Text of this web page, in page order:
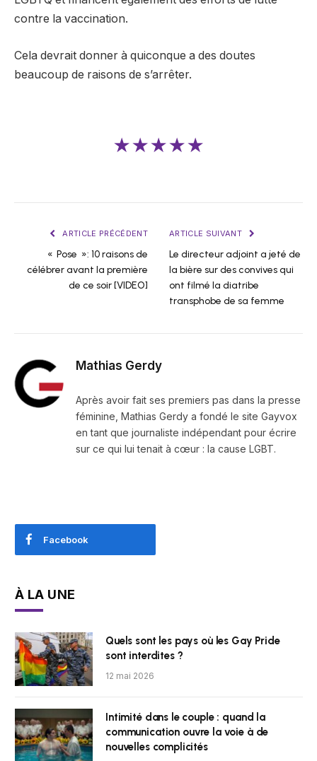
contre la vaccination.
Cela devrait donner à quiconque a des doutes
beaucoup de raisons de s’arrêter.
★★★★★
ARTICLE PRÉCÉDENT
« Pose »: 10 raisons de
célébrer avant la première
de ce soir [VIDEO]
ARTICLE SUIVANT
Le directeur adjoint a jeté de
la bière sur des convives qui
ont filmé la diatribe
transphobe de sa femme
Mathias Gerdy
Après avoir fait ses premiers pas dans la presse
féminine, Mathias Gerdy a fondé le site Gayvox
en tant que journaliste indépendant pour écrire
sur ce qui lui tenait à cœur : la cause LGBT.
Facebook
À LA UNE
Quels sont les pays où les Gay Pride
sont interdites ?
12 mai 2026
Intimité dans le couple : quand la
communication ouvre la voie à de
nouvelles complicités